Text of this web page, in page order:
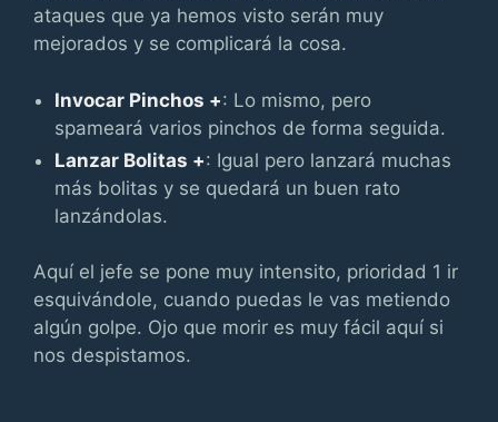
ataques que ya hemos visto serán muy
mejorados y se complicará la cosa.
Invocar Pinchos +: Lo mismo, pero
spameará varios pinchos de forma seguida.
Lanzar Bolitas +: Igual pero lanzará muchas
más bolitas y se quedará un buen rato
lanzándolas.
Aquí el jefe se pone muy intensito, prioridad 1 ir
esquivándole, cuando puedas le vas metiendo
algún golpe. Ojo que morir es muy fácil aquí si
nos despistamos.